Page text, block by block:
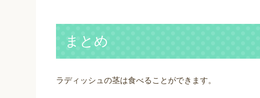
まとめ
ラディッシュの茎は食べることができます。